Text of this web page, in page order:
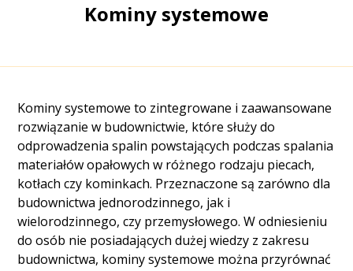
Kominy systemowe
Kominy systemowe to zintegrowane i zaawansowane
rozwiązanie w budownictwie, które służy do
odprowadzenia spalin powstających podczas spalania
materiałów opałowych w różnego rodzaju piecach,
kotłach czy kominkach. Przeznaczone są zarówno dla
budownictwa jednorodzinnego, jak i
wielorodzinnego, czy przemysłowego. W odniesieniu
do osób nie posiadających dużej wiedzy z zakresu
budownictwa, kominy systemowe można przyrównać